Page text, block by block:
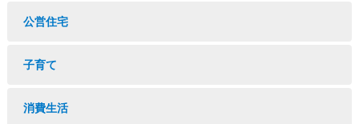
公営住宅
子育て
消費生活